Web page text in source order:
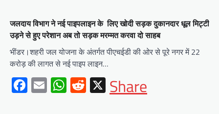
जलदाय विभाग ने नई पाइपलाइन के लिए खोदी सड़क दुकानदार धूल मिट्टी
उड़ने से हुए परेशान अब तो सड़क मरम्मत करवा दो साहब
भींडर।शहरी जल योजना के अंतर्गत पीएचईडी की ओर से पूरे नगर में 22
करोड़ की लागत से नई पाइप लाइन…
Facebook
EmailWhatsApp
Reddit
X
Share